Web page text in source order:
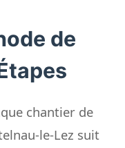
de
chantier de
le-Lez suit